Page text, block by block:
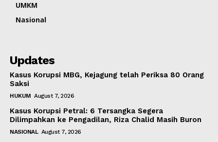
UMKM
Nasional
Updates
Kasus Korupsi MBG, Kejagung telah Periksa 80 Orang
Saksi
HUKUM August 7, 2026
Kasus Korupsi Petral: 6 Tersangka Segera
Dilimpahkan ke Pengadilan, Riza Chalid Masih Buron
NASIONAL August 7, 2026